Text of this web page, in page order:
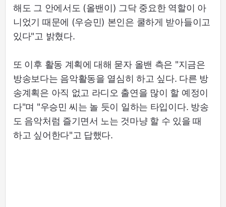
해도 그 안에서도 (올밴이) 그닥 중요한 역할이 아
니었기 때문에 (우승민) 본인은 쿨하게 받아들이고
있다"고 밝혔다.
또 이후 활동 계획에 대해 묻자 올밴 측은 "지금은
방송보다는 음악활동을 열심히 하고 싶다. 다른 방
송계획은 아직 없고 라디오 출연을 많이 할 예정이
다"며 "우승민 씨는 놀 듯이 일하는 타입이다. 방송
도 음악처럼 즐기면서 노는 것마냥 할 수 있을 때
하고 싶어한다"고 답했다.